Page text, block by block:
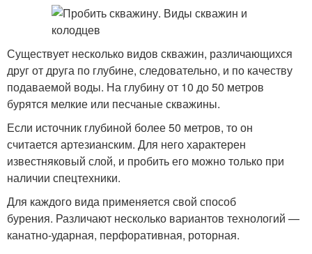
Существует несколько видов скважин, различающихся
друг от друга по глубине, следовательно, и по качеству
подаваемой воды. На глубину от 10 до 50 метров
бурятся мелкие или песчаные скважины.
Если источник глубиной более 50 метров, то он
считается артезианским. Для него характерен
известняковый слой, и пробить его можно только при
наличии спецтехники.
Для каждого вида применяется свой способ
бурения. Различают несколько вариантов технологий —
канатно-ударная, перфоративная, роторная.